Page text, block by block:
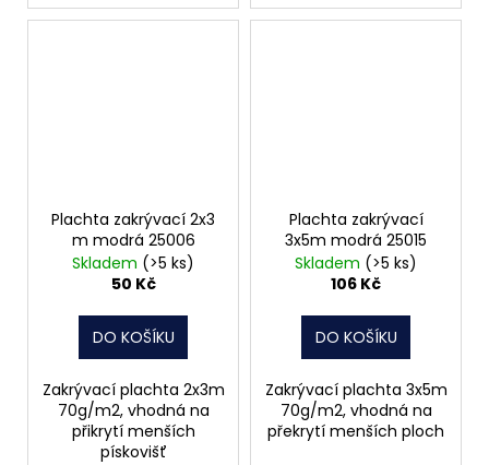
Plachta zakrývací 2x3
m modrá 25006
Skladem (>5 ks)
50 Kč
DO KOŠÍKU
Zakrývací plachta 2x3m
70g/m2, vhodná na
přikrytí menších
pískovišť
Plachta zakrývací
3x5m modrá 25015
Skladem (>5 ks)
106 Kč
DO KOŠÍKU
Zakrývací plachta 3x5m
70g/m2, vhodná na
překrytí menších ploch